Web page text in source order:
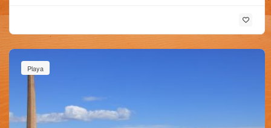
Playa